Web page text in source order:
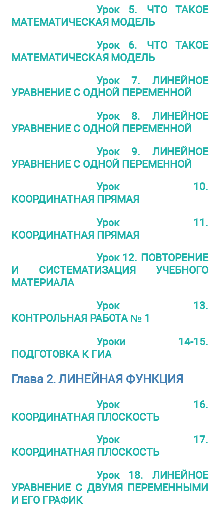
Урок 5. ЧТО ТАКОЕ
МАТЕМАТИЧЕСКАЯ МОДЕЛЬ
Урок 6. ЧТО ТАКОЕ
МАТЕМАТИЧЕСКАЯ МОДЕЛЬ
Урок 7. ЛИНЕЙНОЕ
УРАВНЕНИЕ С ОДНОЙ ПЕРЕМЕННОЙ
Урок 8. ЛИНЕЙНОЕ
УРАВНЕНИЕ С ОДНОЙ ПЕРЕМЕННОЙ
Урок 9. ЛИНЕЙНОЕ
УРАВНЕНИЕ С ОДНОЙ ПЕРЕМЕННОЙ
Урок 10.
КООРДИНАТНАЯ ПРЯМАЯ
Урок 11.
КООРДИНАТНАЯ ПРЯМАЯ
Урок 12. ПОВТОРЕНИЕ
И СИСТЕМАТИЗАЦИЯ УЧЕБНОГО
МАТЕРИАЛА
Урок 13.
КОНТРОЛЬНАЯ РАБОТА № 1
Уроки 14-15.
ПОДГОТОВКА К ГИА
Глава 2. ЛИНЕЙНАЯ ФУНКЦИЯ
Урок 16.
КООРДИНАТНАЯ ПЛОСКОСТЬ
Урок 17.
КООРДИНАТНАЯ ПЛОСКОСТЬ
Урок 18. ЛИНЕЙНОЕ
УРАВНЕНИЕ С ДВУМЯ ПЕРЕМЕННЫМИ
И ЕГО ГРАФИК